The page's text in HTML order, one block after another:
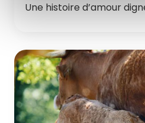
Une histoire d’amour